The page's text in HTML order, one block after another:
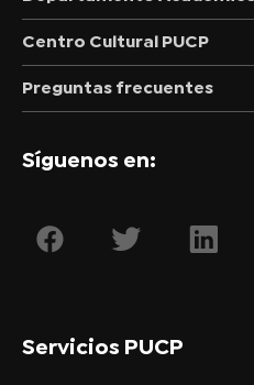
Centro Cultural PUCP
Preguntas frecuentes
Síguenos en:
Servicios PUCP